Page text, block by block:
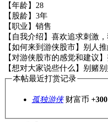
【年龄】28
【股龄】3年
【职业】销售
【自我介绍】喜欢追求刺激
【如何来到游侠股市】别人
【对游侠股市的感觉和建议
【想对大家说些什么】别赌
本帖最近打赏记录
孤独游侠 财富币 +300